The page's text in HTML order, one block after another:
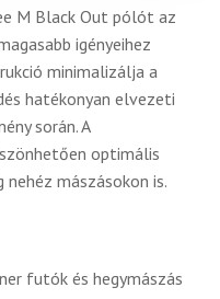
M Black Out pólót az
igényeihez
minimalizálja a
hatékonyan elvezeti
során. A
optimális
mászásokon is.
futók és hegymászás